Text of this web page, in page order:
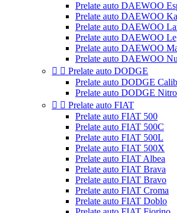
Prelate auto DAEWOO
Prelate auto DAEWOO
Prelate auto DAEWOO
Prelate auto DAEWOO
Prelate auto DAEWOO
Prelate auto DAEWOO
  Prelate auto DODGE
Prelate auto DODGE
Prelate auto DODGE Nitro
  Prelate auto FIAT
Prelate auto FIAT 500
Prelate auto FIAT 500C
Prelate auto FIAT 500L
Prelate auto FIAT 500X
Prelate auto FIAT Albea
Prelate auto FIAT Brava
Prelate auto FIAT Bravo
Prelate auto FIAT Croma
Prelate auto FIAT Doblo